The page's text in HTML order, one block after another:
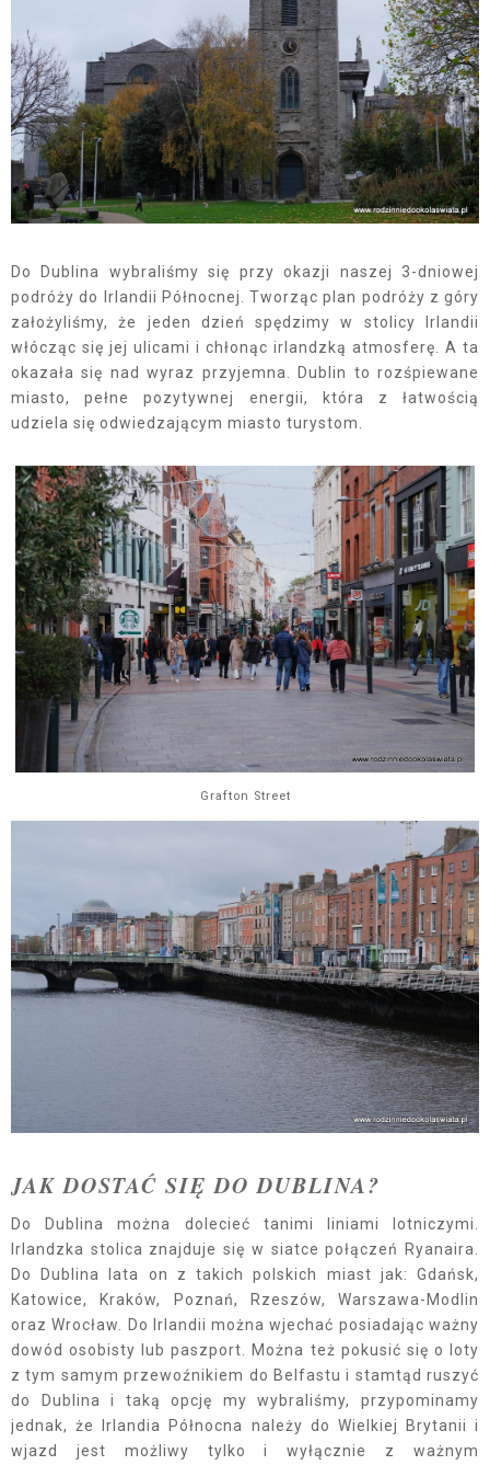
Do Dublina wybraliśmy się przy okazji naszej 3-dniowej
podróży do Irlandii Północnej. Tworząc plan podróży z góry
założyliśmy, że jeden dzień spędzimy w stolicy Irlandii
włócząc się jej ulicami i chłonąc irlandzką atmosferę. A ta
okazała się nad wyraz przyjemna. Dublin to rozśpiewane
miasto, pełne pozytywnej energii, która z łatwością
udziela się odwiedzającym miasto turystom.
Grafton Street
JAK DOSTAĆ SIĘ DO DUBLINA?
Do Dublina można dolecieć tanimi liniami lotniczymi.
Irlandzka stolica znajduje się w siatce połączeń Ryanaira.
Do Dublina lata on z takich polskich miast jak: Gdańsk,
Katowice, Kraków, Poznań, Rzeszów, Warszawa-Modlin
oraz Wrocław. Do Irlandii można wjechać posiadając ważny
dowód osobisty lub paszport. Można też pokusić się o loty
z tym samym przewoźnikiem do Belfastu i stamtąd ruszyć
do Dublina i taką opcję my wybraliśmy, przypominamy
jednak, że Irlandia Północna należy do Wielkiej Brytanii i
wjazd jest możliwy tylko i wyłącznie z ważnym